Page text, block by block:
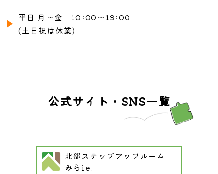
平日 月〜金 10:00〜19:00
(土日祝は休業)
公式サイト・SNS一覧
北部ステップアップルーム
みらie.